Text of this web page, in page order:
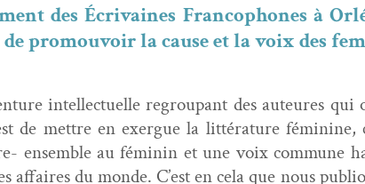
des Écrivaines Fran­coph­o­nes à
pro­mou­voir la cause et la voix des
intel­lectuelle regroupant des auteures
de met­tre en exer­gue la lit­téra­ture
ensem­ble au féminin et une voix com­mune
affaires du monde. C’est en cela que nous